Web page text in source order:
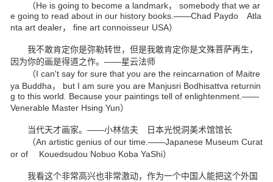
（He is going to become a landmark， somebody that we ar
e going to read about in our history books.——Chad Paydo Atla
nta art dealer， fine art connoisseur USA）
我不敢肯定你是弥勒转世，但是我敢肯定你是文殊菩萨再生，
因为你的画是得道之作。——星云法师
（I can't say for sure that you are the reincarnation of Maitre
ya Buddha， but I am sure you are Manjusri Bodhisattva returnin
g to this world. Because your paintings tell of enlightenment.——
Venerable Master Hsing Yun）
当代天才画家。——小林信夫 日本光悦洞美术馆馆长
（An artistic genius of our time.——Japanese Museum Curat
or of Kouedsudou Nobuo Koba YaShi）
我看这个非常高兴也非常激动，作为一个中国人能把这个外国